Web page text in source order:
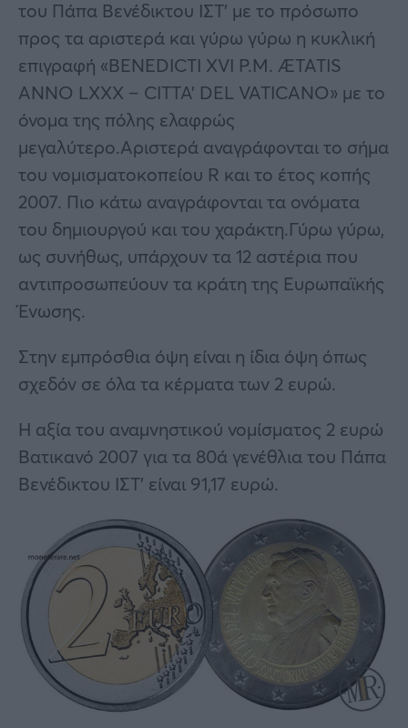
του Πάπα Βενέδικτου ΙΣΤ’ με το πρόσωπο
προς τα αριστερά και γύρω γύρω η κυκλική
επιγραφή «BENEDICTI XVI P.M. ÆTATIS
ANNO LXXX – CITTA’ DEL VATICANO» με το
όνομα της πόλης ελαφρώς
μεγαλύτερο.Αριστερά αναγράφονται το σήμα
του νομισματοκοπείου R και το έτος κοπής
2007. Πιο κάτω αναγράφονται τα ονόματα
του δημιουργού και του χαράκτη.Γύρω γύρω,
ως συνήθως, υπάρχουν τα 12 αστέρια που
αντιπροσωπεύουν τα κράτη της Ευρωπαϊκής
Ένωσης.
Στην εμπρόσθια όψη είναι η ίδια όψη όπως
σχεδόν σε όλα τα κέρματα των 2 ευρώ.
Η αξία του αναμνηστικού νομίσματος 2 ευρώ
Βατικανό 2007 για τα 80ά γενέθλια του Πάπα
Βενέδικτου ΙΣΤ’ είναι 91,17 ευρώ.